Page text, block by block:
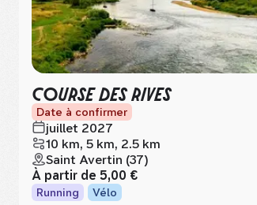
COURSE DES RIVES
Date à confirmer
juillet 2027
10 km, 5 km, 2.5 km
Saint Avertin (37)
À partir de 5,00 €
Running Vélo